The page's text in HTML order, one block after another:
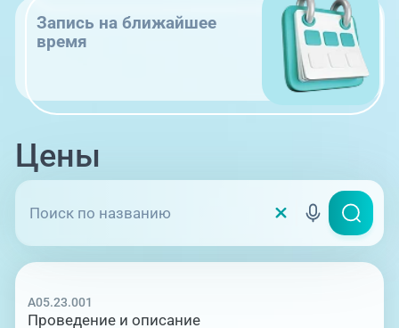
Запись на ближайшее
время
Цены
A05.23.001
Проведение и описание